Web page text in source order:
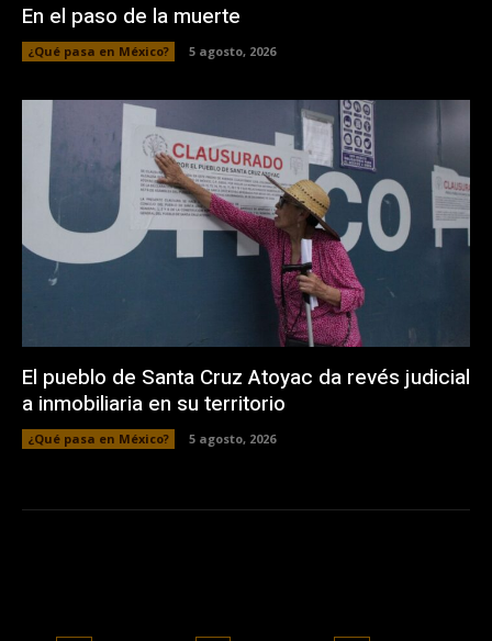
En el paso de la muerte
¿Qué pasa en México? 5 agosto, 2026
El pueblo de Santa Cruz Atoyac da revés judicial
a inmobiliaria en su territorio
¿Qué pasa en México? 5 agosto, 2026